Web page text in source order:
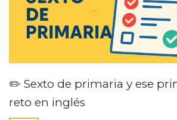
✏️ Sexto de primaria y ese
reto en inglés